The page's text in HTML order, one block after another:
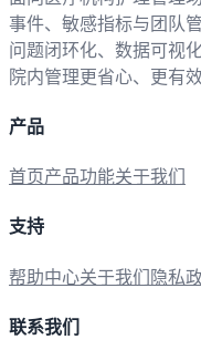
事件、敏感指标与团队
问题闭环化、数据可视
院内管理更省心、更有效
产品
首页产品功能关于我们
支持
帮助中心关于我们 隐私
联系我们